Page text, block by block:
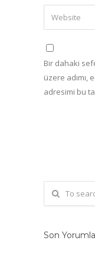
Bir dahaki
üzere adımı,
adresimi bu
Son